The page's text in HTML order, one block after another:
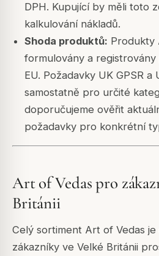
DPH. Kupující by měli toto
kalkulování nákladů.
Shoda produktů: Produkty
formulovány a
EU. Požadavky UK GPSR
samostatně pro určité
doporučujeme ověřit
požadavky pro konkrétní
Art of Vedas pro
Británii
Celý sortiment Art of Vedas
zákazníky ve Velké Británii